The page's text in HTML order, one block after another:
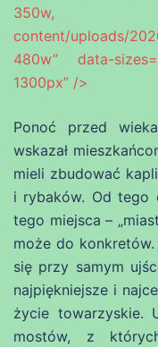
350w,
content/uploads/
480w” data-
1300px” />
Ponoć przed
wskazał
mieli zbudować
i rybaków. Od tego
tego miejsca –
może do
się przy samym
najpiękniejsze i
życie towarzyskie.
mostów, z